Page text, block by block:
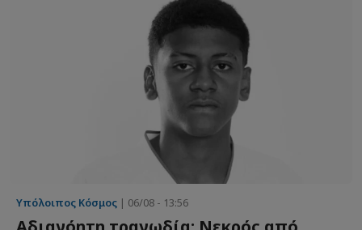
Υπόλοιπος Κόσμος | 06/08 - 13:56